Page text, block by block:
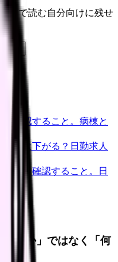
とで読む自分向けに残せ
ピー
確認すること。病棟と
料は下がる？日勤求人
前に確認すること。日
るか」ではなく「何